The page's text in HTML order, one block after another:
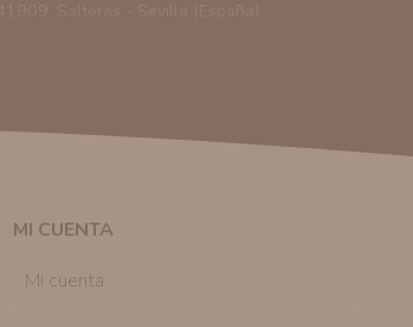
comercial (Puede consultar como
de comunicaciones comerciales
que esté debidamente
corregirla y eliminarla, tal y
MI CUENTA
Mi cuenta